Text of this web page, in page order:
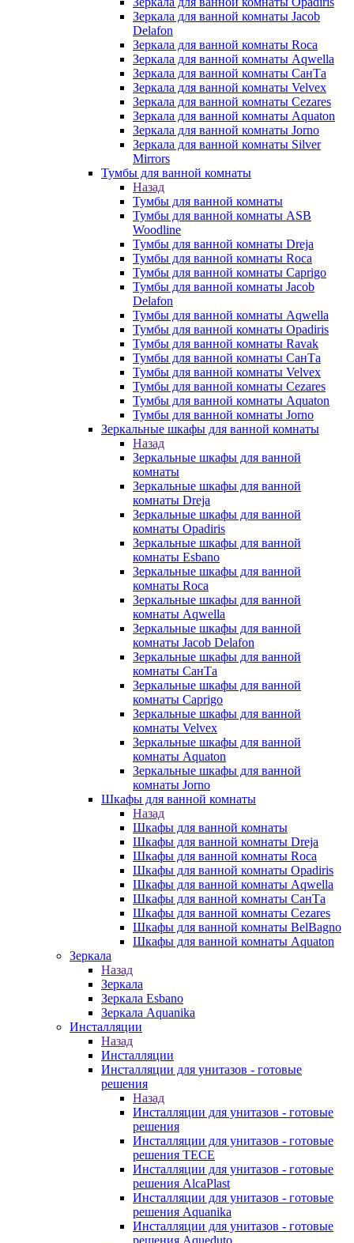
Зеркала для ванной комнаты Jacob
Delafon
Зеркала для ванной комнаты Roca
Зеркала для ванной комнаты Aqwella
Зеркала для ванной комнаты СанТа
Зеркала для ванной комнаты Velvex
Зеркала для ванной комнаты Cezares
Зеркала для ванной комнаты Aquaton
Зеркала для ванной комнаты Jorno
Зеркала для ванной комнаты Silver
Mirrors
Тумбы для ванной комнаты
Назад
Тумбы для ванной комнаты
Тумбы для ванной комнаты ASB
Woodline
Тумбы для ванной комнаты Dreja
Тумбы для ванной комнаты Roca
Тумбы для ванной комнаты Caprigo
Тумбы для ванной комнаты Jacob
Delafon
Тумбы для ванной комнаты Aqwella
Тумбы для ванной комнаты Opadiris
Тумбы для ванной комнаты Ravak
Тумбы для ванной комнаты СанТа
Тумбы для ванной комнаты Velvex
Тумбы для ванной комнаты Cezares
Тумбы для ванной комнаты Aquaton
Тумбы для ванной комнаты Jorno
Зеркальные шкафы для ванной комнаты
Назад
Зеркальные шкафы для ванной
комнаты
Зеркальные шкафы для ванной
комнаты Dreja
Зеркальные шкафы для ванной
комнаты Opadiris
Зеркальные шкафы для ванной
комнаты Esbano
Зеркальные шкафы для ванной
комнаты Roca
Зеркальные шкафы для ванной
комнаты Aqwella
Зеркальные шкафы для ванной
комнаты Jacob Delafon
Зеркальные шкафы для ванной
комнаты СанТа
Зеркальные шкафы для ванной
комнаты Caprigo
Зеркальные шкафы для ванной
комнаты Velvex
Зеркальные шкафы для ванной
комнаты Aquaton
Зеркальные шкафы для ванной
комнаты Jorno
Шкафы для ванной комнаты
Назад
Шкафы для ванной комнаты
Шкафы для ванной комнаты Dreja
Шкафы для ванной комнаты Roca
Шкафы для ванной комнаты Opadiris
Шкафы для ванной комнаты Aqwella
Шкафы для ванной комнаты СанТа
Шкафы для ванной комнаты Cezares
Шкафы для ванной комнаты BelBagno
Шкафы для ванной комнаты Aquaton
Зеркала
Назад
Зеркала
Зеркала Esbano
Зеркала Aquanika
Инсталляции
Назад
Инсталляции
Инсталляции для унитазов - готовые
решения
Назад
Инсталляции для унитазов - готовые
решения
Инсталляции для унитазов - готовые
решения TECE
Инсталляции для унитазов - готовые
решения AlcaPlast
Инсталляции для унитазов - готовые
решения Aquanika
Инсталляции для унитазов - готовые
решения Aqueduto